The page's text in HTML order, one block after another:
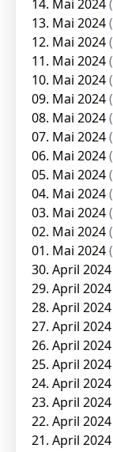
14. Mai 2024
13. Mai 2024
12. Mai 2024
11. Mai 2024
10. Mai 2024
09. Mai 2024
08. Mai 2024
07. Mai 2024
06. Mai 2024
05. Mai 2024
04. Mai 2024
03. Mai 2024
02. Mai 2024
01. Mai 2024
30. April 2024
29. April 2024
28. April 2024
27. April 2024
26. April 2024
25. April 2024
24. April 2024
23. April 2024
22. April 2024
21. April 2024